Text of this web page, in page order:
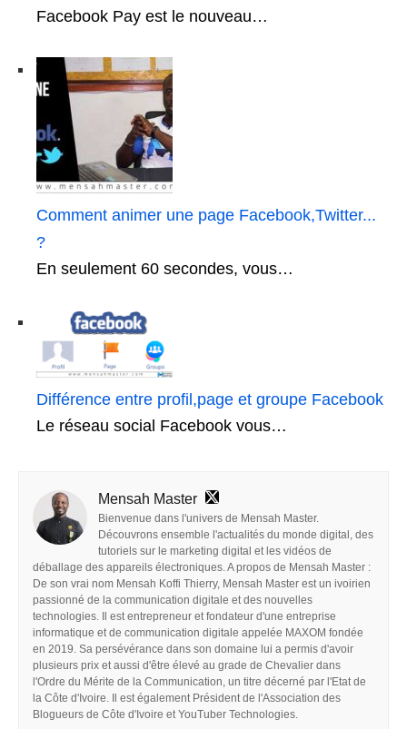
Facebook Pay est le nouveau…
Comment animer une page Facebook,Twitter...
?
En seulement 60 secondes, vous…
Différence entre profil,page et groupe Facebook
Le réseau social Facebook vous…
Mensah Master
Bienvenue dans l'univers de Mensah Master.
Découvrons ensemble l'actualités du monde digital, des
tutoriels sur le marketing digital et les vidéos de
déballage des appareils électroniques. A propos de Mensah Master :
De son vrai nom Mensah Koffi Thierry, Mensah Master est un ivoirien
passionné de la communication digitale et des nouvelles
technologies. Il est entrepreneur et fondateur d'une entreprise
informatique et de communication digitale appelée MAXOM fondée
en 2019. Sa persévérance dans son domaine lui a permis d'avoir
plusieurs prix et aussi d'être élevé au grade de Chevalier dans
l'Ordre du Mérite de la Communication, un titre décerné par l'Etat de
la Côte d'Ivoire. Il est également Président de l'Association des
Blogueurs de Côte d'Ivoire et YouTuber Technologies.